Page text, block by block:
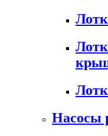
Насосы